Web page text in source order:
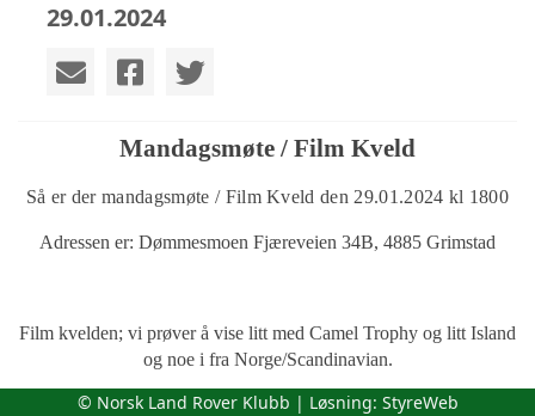
29.01.2024
Mandagsmøte / Film Kveld
Så er der mandagsmøte / Film Kveld den 29.01.2024 kl 1800
Adressen er: Dømmesmoen Fjæreveien 34B, 4885 Grimstad
Film kvelden; vi prøver å vise litt med Camel Trophy og litt Island
og noe i fra Norge/Scandinavian.
Er der noen som har noe de gjerne vil ha vist er det bare å ta med
© Norsk Land Rover Klubb | Løsning: StyreWeb